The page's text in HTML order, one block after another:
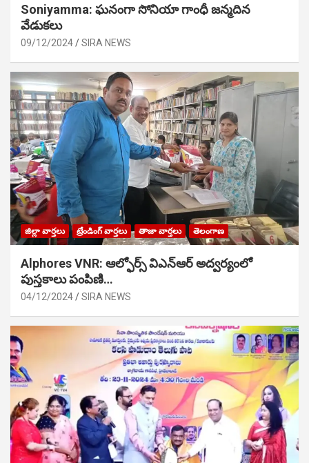
Soniyamma: ఘ‌నంగా సోనియా గాంధీ జ‌న్మ‌దిన
వేడుక‌లు
09/12/2024 SIRA NEWS
జిల్లా వార్తలు ట్రేండింగ్ వార్తలు తాజా వార్తలు తెలంగాణ
Alphores VNR: ఆల్ఫోర్స్ విఎన్ఆర్ అద్వర్యంలో
పుస్తకాలు పంపిణి…
04/12/2024 SIRA NEWS